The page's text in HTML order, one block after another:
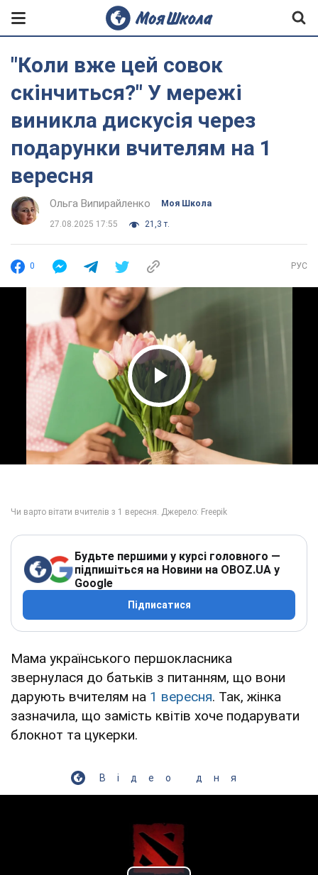
"Коли вже цей совок
скінчиться?" У мережі
виникла дискусія через
подарунки вчителям на 1
вересня
Ольга Випирайленко Моя Школа
27.08.2025 17:55 21,3 т.
0 РУС
Play Video
Будьте першими у курсі головного —
підпишіться на Новини на OBOZ.UA у
Google
Підписатися
Мама українського першокласника
звернулася до батьків з питанням, що вони
дарують вчителям на 1 вересня. Так, жінка
зазначила, що замість квітів хоче подарувати
блокнот та цукерки.
Відео дня